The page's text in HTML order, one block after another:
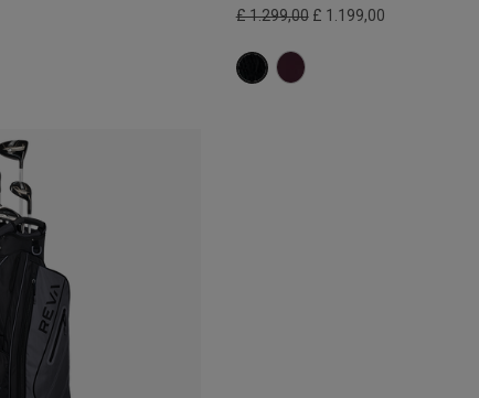
£ 1.299,00 £ 1.199,00